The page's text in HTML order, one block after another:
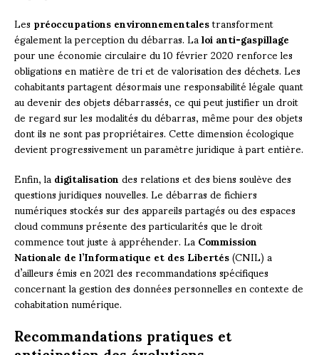
Lespréoccupations environnementalestransforment
également la perception du débarras. Laloi anti-gaspillage
pour une économie circulaire du 10 février 2020 renforce les
obligations en matière de tri et de valorisation des déchets. Les
cohabitants partagent désormais une responsabilité légale quant
au devenir des objets débarrassés, ce qui peut justifier un droit
de regard sur les modalités du débarras, même pour des objets
dont ils ne sont pas propriétaires. Cette dimension écologique
devient progressivement un paramètre juridique à part entière.
Enfin, ladigitalisationdes relations et des biens soulève des
questions juridiques nouvelles. Le débarras de fichiers
numériques stockés sur des appareils partagés ou des espaces
cloud communs présente des particularités que le droit
commence tout juste à appréhender. LaCommission
Nationale de l’Informatique et des Libertés(CNIL) a
d’ailleurs émis en 2021 des recommandations spécifiques
concernant la gestion des données personnelles en contexte de
cohabitation numérique.
Recommandations pratiques et